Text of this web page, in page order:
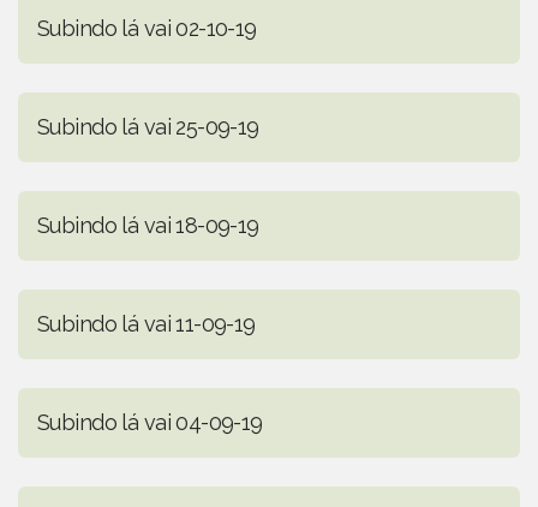
Subindo lá vai 02-10-19
Subindo lá vai 25-09-19
Subindo lá vai 18-09-19
Subindo lá vai 11-09-19
Subindo lá vai 04-09-19